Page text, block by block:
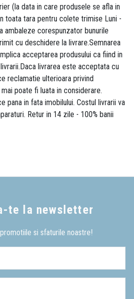
(la data in care produsele se afla in
toata tara pentru colete trimise Luni -
ambaleze corespunzator bunurile
cu deschidere la livrare.Semnarea
acceptarea produsului ca fiind in
livrarea este acceptata cu
reclamatie ulterioara privind
poate fi luata in considerare.
pana in fata imobilului. Costul livrarii va
Retur in 14 zile - 100% banii
te la newsletter
si sfaturile noastre!